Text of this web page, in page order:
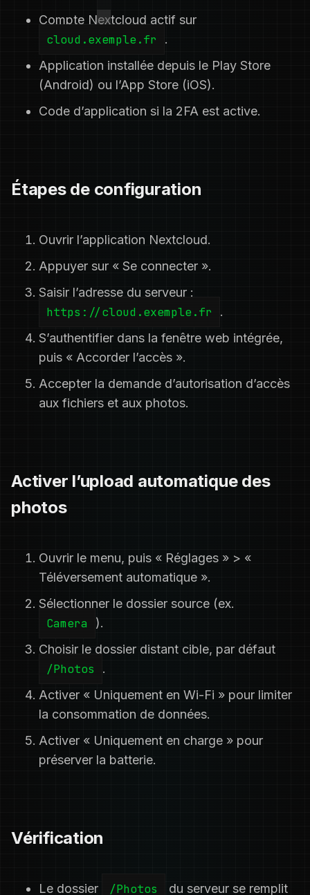
Compte Nextcloud actif sur
cloud.exemple.fr
.
Application installée depuis le Play Store
(Android) ou l’App Store (iOS).
Code d’application si la 2FA est active.
Étapes de configuration
Ouvrir l’application Nextcloud.
Appuyer sur « Se connecter ».
Saisir l’adresse du serveur :
https://cloud.exemple.fr
.
S’authentifier dans la fenêtre web intégrée,
puis « Accorder l’accès ».
Accepter la demande d’autorisation d’accès
aux fichiers et aux photos.
Activer l’upload automatique des
photos
Ouvrir le menu, puis « Réglages » > «
Téléversement automatique ».
Sélectionner le dossier source (ex.
Camera
).
Choisir le dossier distant cible, par défaut
/Photos
.
Activer « Uniquement en Wi-Fi » pour limiter
la consommation de données.
Activer « Uniquement en charge » pour
préserver la batterie.
Vérification
Le dossier /Photos du serveur se remplit